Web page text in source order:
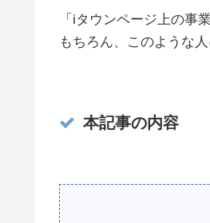
「iタウンページ上の事
もちろん、このような
本記事の内容